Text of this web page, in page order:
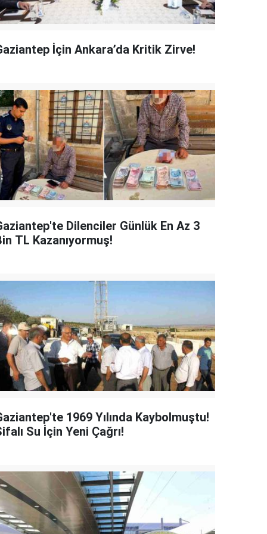
İçin Ankara’da Kritik Zirve!
Dilenciler Günlük En Az 3
TL Kazanıyormuş!
1969 Yılında Kaybolmuştu!
Su İçin Yeni Çağrı!